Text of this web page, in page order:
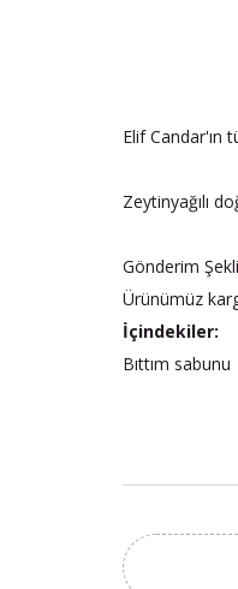
Elif Candar'ın
Zeytinyağılı
Gönderim
Ürünümüz
İçindekiler:
Bıttım sabunu